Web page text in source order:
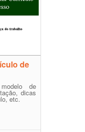
de
de
dicas
etc.